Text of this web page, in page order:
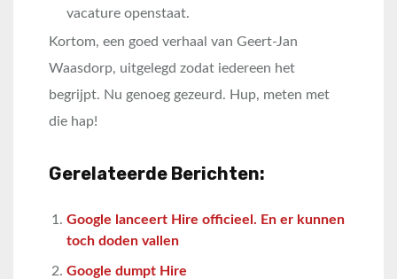
vacature openstaat.
Kortom, een goed verhaal van Geert-Jan
Waasdorp, uitgelegd zodat iedereen het
begrijpt. Nu genoeg gezeurd. Hup, meten met
die hap!
Gerelateerde Berichten:
Google lanceert Hire officieel. En er kunnen
toch doden vallen
Google dumpt Hire